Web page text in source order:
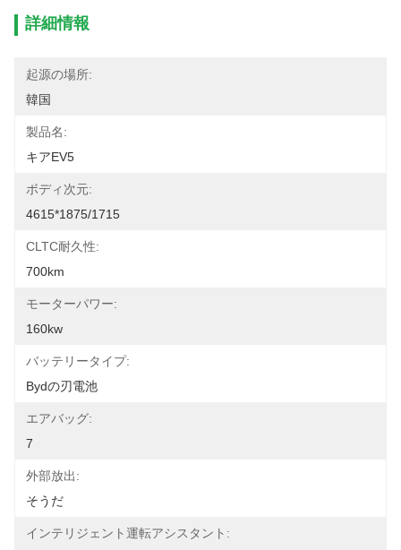
詳細情報
起源の場所:
韓国
製品名:
キアEV5
ボディ次元:
4615*1875/1715
CLTC耐久性:
700km
モーターパワー:
160kw
バッテリータイプ:
Bydの刃電池
エアバッグ:
7
外部放出:
そうだ
インテリジェント運転アシスタント: